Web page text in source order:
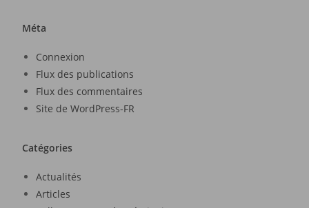
Méta
Connexion
Flux des publications
Flux des commentaires
Site de WordPress-FR
Catégories
Actualités
Articles